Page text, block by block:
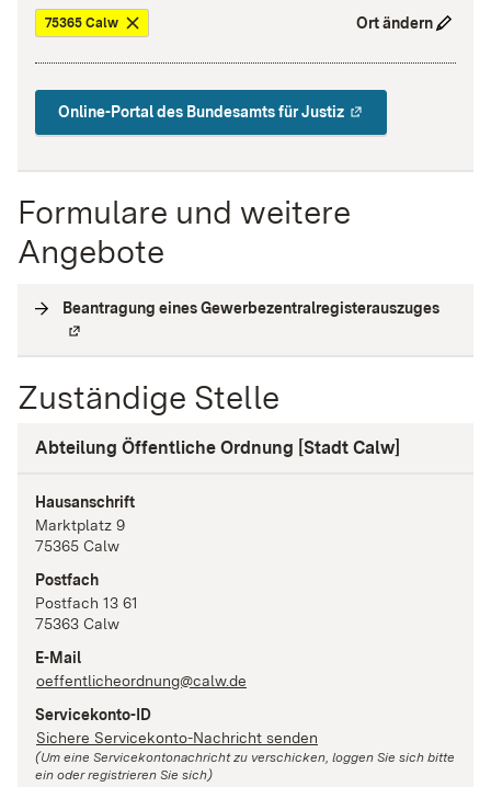
75365 Calw Ort ändern
Online-Portal des Bundesamts für Justiz
Formulare und weitere
Angebote
Beantragung eines Gewerbezentralregisterauszuges
Zuständige Stelle
Abteilung Öffentliche Ordnung [Stadt Calw]
Hausanschrift
Marktplatz 9
75365 Calw
Postfach
Postfach 13 61
75363 Calw
E-Mail
oeffentlicheordnung@calw.de
Servicekonto-ID
Sichere Servicekonto-Nachricht senden
(Um eine Servicekontonachricht zu verschicken, loggen Sie sich bitte
ein oder registrieren Sie sich)